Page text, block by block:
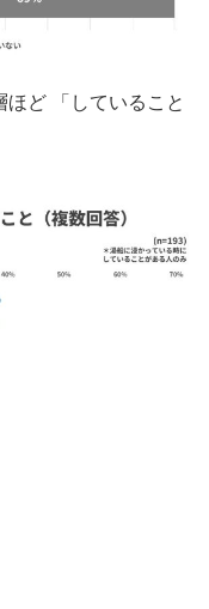
ど 「していること